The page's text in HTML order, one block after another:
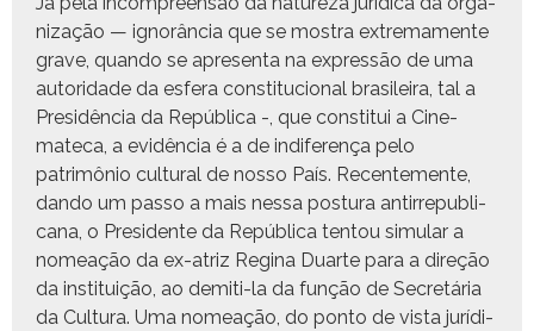
ni­za­ção — ignorân­cia que se mostra extrema­mente
grave, quan­do se apre­sen­ta na expressão de uma
autori­dade da esfera con­sti­tu­cional brasileira, tal a
Presidên­cia da Repúbli­ca -, que con­sti­tui a Cin­e­
mate­ca, a evidên­cia é a de indifer­ença pelo
patrimônio cul­tur­al de nos­so País. Recen­te­mente,
dan­do um pas­so a mais nes­sa pos­tu­ra antir­re­pub­li­
cana, o Pres­i­dente da Repúbli­ca ten­tou sim­u­lar a
nomeação da ex-atriz Regi­na Duarte para a direção
da insti­tu­ição, ao demi­ti-la da função de Secretária
da Cul­tura. Uma nomeação, do pon­to de vista jurídi­